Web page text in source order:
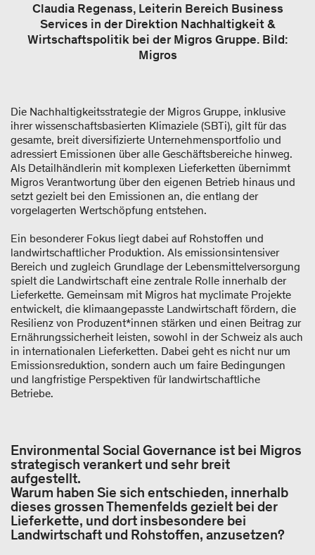
Claudia Regenass, Leiterin Bereich Business
Services in der Direktion Nachhaltigkeit &
Wirtschaftspolitik bei der Migros Gruppe. Bild:
Migros
Die Nachhaltigkeitsstrategie der Migros Gruppe, inklusive
ihrer wissenschaftsbasierten Klimaziele (SBTi), gilt für das
gesamte, breit diversifizierte Unternehmensportfolio und
adressiert Emissionen über alle Geschäftsbereiche hinweg.
Als Detailhändlerin mit komplexen Lieferketten übernimmt
Migros Verantwortung über den eigenen Betrieb hinaus und
setzt gezielt bei den Emissionen an, die entlang der
vorgelagerten Wertschöpfung entstehen.
Ein besonderer Fokus liegt dabei auf Rohstoffen und
landwirtschaftlicher Produktion. Als emissionsintensiver
Bereich und zugleich Grundlage der Lebensmittelversorgung
spielt die Landwirtschaft eine zentrale Rolle innerhalb der
Lieferkette. Gemeinsam mit Migros hat myclimate Projekte
entwickelt, die klimaangepasste Landwirtschaft fördern, die
Resilienz von Produzent*innen stärken und einen Beitrag zur
Ernährungssicherheit leisten, sowohl in der Schweiz als auch
in internationalen Lieferketten. Dabei geht es nicht nur um
Emissionsreduktion, sondern auch um faire Bedingungen
und langfristige Perspektiven für landwirtschaftliche
Betriebe.
Environmental Social Governance ist bei Migros
strategisch verankert und sehr breit
aufgestellt.
Warum haben Sie sich entschieden, innerhalb
dieses grossen Themenfelds gezielt bei der
Lieferkette, und dort insbesondere bei
Landwirtschaft und Rohstoffen, anzusetzen?